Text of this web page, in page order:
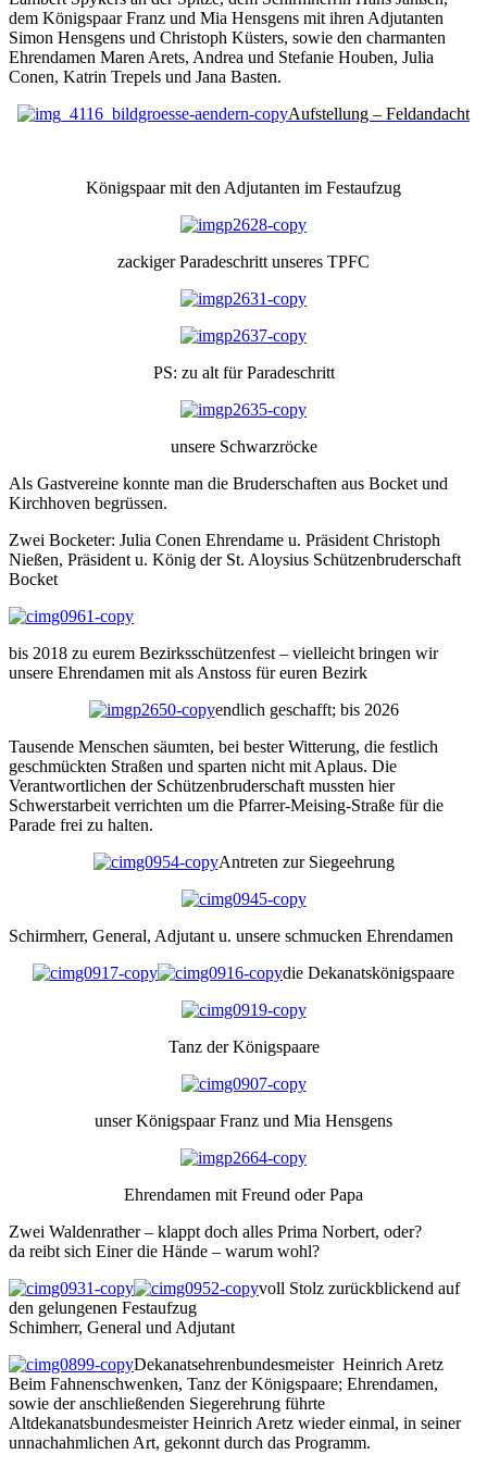
dem Königspaar Franz und Mia Hensgens mit ihren Adjutanten
Simon Hensgens und Christoph Küsters, sowie den charmanten
Ehrendamen Maren Arets, Andrea und Stefanie Houben, Julia
Conen, Katrin Trepels und Jana Basten.
Aufstellung – Feldandacht
Königspaar mit den Adjutanten im Festaufzug
zackiger Paradeschritt unseres TPFC
PS: zu alt für Paradeschritt
unsere Schwarzröcke
Als Gastvereine konnte man die Bruderschaften aus Bocket und
Kirchhoven begrüssen.
Zwei Bocketer: Julia Conen Ehrendame u. Präsident Christoph
Nießen, Präsident u. König der St. Aloysius Schützenbruderschaft
Bocket
bis 2018 zu eurem Bezirksschützenfest – vielleicht bringen wir
unsere Ehrendamen mit als Anstoss für euren Bezirk
endlich geschafft; bis 2026
Tausende Menschen säumten, bei bester Witterung, die festlich
geschmückten Straßen und sparten nicht mit Aplaus. Die
Verantwortlichen der Schützenbruderschaft mussten hier
Schwerstarbeit verrichten um die Pfarrer-Meising-Straße für die
Parade frei zu halten.
Antreten zur Siegeehrung
Schirmherr, General, Adjutant u. unsere schmucken Ehrendamen
die Dekanatskönigspaare
Tanz der Königspaare
unser Königspaar Franz und Mia Hensgens
Ehrendamen mit Freund oder Papa
Zwei Waldenrather – klappt doch alles Prima Norbert, oder?
da reibt sich Einer die Hände – warum wohl?
voll Stolz zurückblickend auf
den gelungenen Festaufzug
Schimherr, General und Adjutant
Dekanatsehrenbundesmeister Heinrich Aretz
Beim Fahnenschwenken, Tanz der Königspaare; Ehrendamen,
sowie der anschließenden Siegerehrung führte
Altdekanatsbundesmeister Heinrich Aretz wieder einmal, in seiner
unnachahmlichen Art, gekonnt durch das Programm.